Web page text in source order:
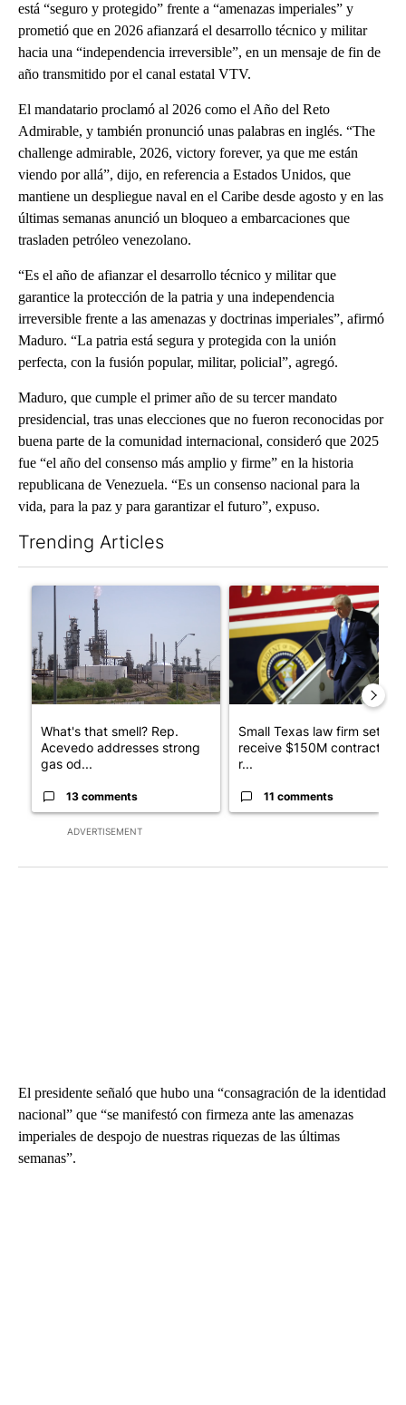
está “seguro y protegido” frente a “amenazas imperiales” y
prometió que en 2026 afianzará el desarrollo técnico y militar
hacia una “independencia irreversible”, en un mensaje de fin de
año transmitido por el canal estatal VTV.
El mandatario proclamó al 2026 como el Año del Reto
Admirable, y también pronunció unas palabras en inglés. “The
challenge admirable, 2026, victory forever, ya que me están
viendo por allá”, dijo, en referencia a Estados Unidos, que
mantiene un despliegue naval en el Caribe desde agosto y en las
últimas semanas anunció un bloqueo a embarcaciones que
trasladen petróleo venezolano.
“Es el año de afianzar el desarrollo técnico y militar que
garantice la protección de la patria y una independencia
irreversible frente a las amenazas y doctrinas imperiales”, afirmó
Maduro. “La patria está segura y protegida con la unión
perfecta, con la fusión popular, militar, policial”, agregó.
Maduro, que cumple el primer año de su tercer mandato
presidencial, tras unas elecciones que no fueron reconocidas por
buena parte de la comunidad internacional, consideró que 2025
fue “el año del consenso más amplio y firme” en la historia
republicana de Venezuela. “Es un consenso nacional para la
vida, para la paz y para garantizar el futuro”, expuso.
Trending Articles
ADVERTISEMENT
A trending article titled "What's that smell? Rep. Acevedo
What's that smell? Rep.
Acevedo addresses strong
gas od...
13 comments
A trending article titled
Small Texas law firm set to
receive $150M contract to
r...
11 comments
El presidente señaló que hubo una “consagración de la identidad
nacional” que “se manifestó con firmeza ante las amenazas
imperiales de despojo de nuestras riquezas de las últimas
semanas”.